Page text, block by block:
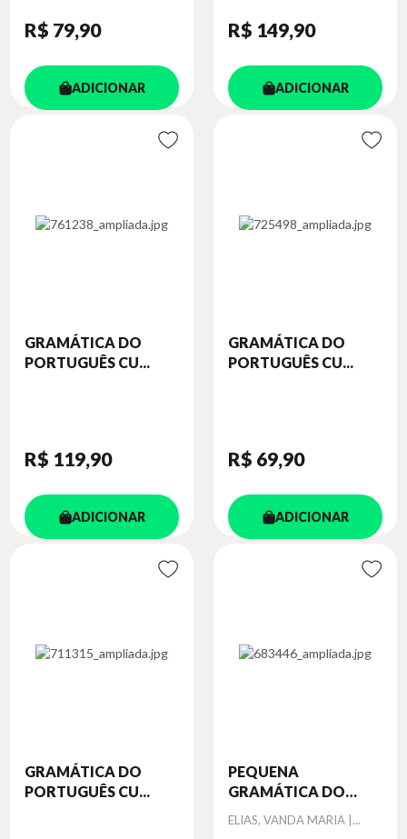
R$ 79,90
ADICIONAR
R$ 149,90
ADICIONAR
GRAMÁTICA DO
PORTUGUÊS CU...
R$ 119,90
ADICIONAR
GRAMÁTICA DO
PORTUGUÊS CU...
R$ 69,90
ADICIONAR
GRAMÁTICA DO
PORTUGUÊS CU...
PEQUENA
GRAMÁTICA DO
PORT...
Autor
ELIAS, VANDA MARIA |...